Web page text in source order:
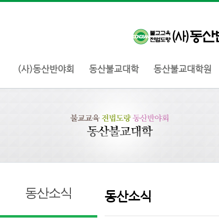
(사)동산반야회 동산불교대학 동산불교대학원
동산소식 동산소식